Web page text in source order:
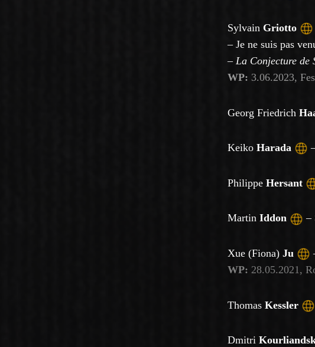
Sylvain Griotto
– Je ne suis pas
– La Conjecture de
WP: 3.06.2023,
Georg Friedrich
Keiko Harada
Philippe Hersant
Martin Iddon –
Xue (Fiona) Ju
WP: 28.05.2021,
Thomas Kessler
Dmitri